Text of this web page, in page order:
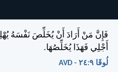
فَإِنَّ مَنْ أَرَادَ أَنْ يُخَلِّصَ نَفْسَهُ
أَجْلِي فَهَذَا يُخَلِّصُهَا.
لُوقَا ٩:‏٢٤ - AVD